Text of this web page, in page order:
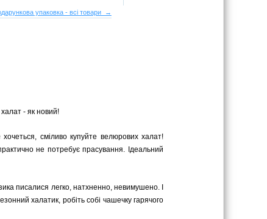
упаковка - всі товари →
- як новий!
сміливо купуйте велюрових халат!
не потребує прасування. Ідеальний
писалися легко, натхненно, невимушено. І
халатик, робіть собі чашечку гарячого